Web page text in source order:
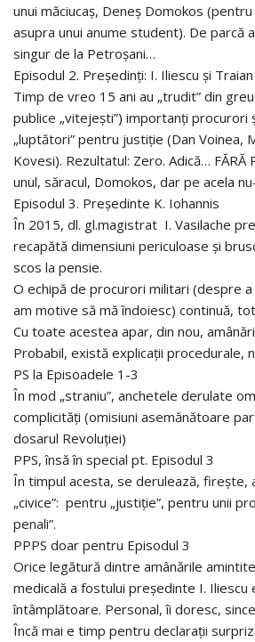
unui măciucaș, Deneș Domokos
asupra unui anume student). De parcă
singur de la Petroșani…
Episodul 2. Președinți: I. Iliescu și
Timp de vreo 15 ani au „trudit” din
publice „vitejești”) importanți procurori
„luptători” pentru justiție (Dan Voinea,
Kovesi). Rezultatul: Zero. Adică… FĂRĂ
unul, săracul, Domokos, dar pe acela
Episodul 3. Președinte K. Iohannis
În 2015, dl. gl.magistrat I. Vasilache
recapătă dimensiuni periculoase și
scos la pensie.
O echipă de procurori militari (despre
am motive să mă îndoiesc) continuă,
Cu toate acestea apar, din nou,
Probabil, există explicații procedurale,
PS la Episoadele 1-3
În mod „straniu”, anchetele derulate
complicități (omisiuni asemănătoare
dosarul Revoluției)
PPS, însă în special pt. Episodul 3
În timpul acesta, se derulează, firește,
„civice”: pentru „justiție”, pentru unii
penali”.
PPPS doar pentru Episodul 3
Orice legătură dintre amânările
medicală a fostului președinte I. Iliescu
întâmplătoare. Personal, îi doresc,
Încă mai e timp pentru declarații